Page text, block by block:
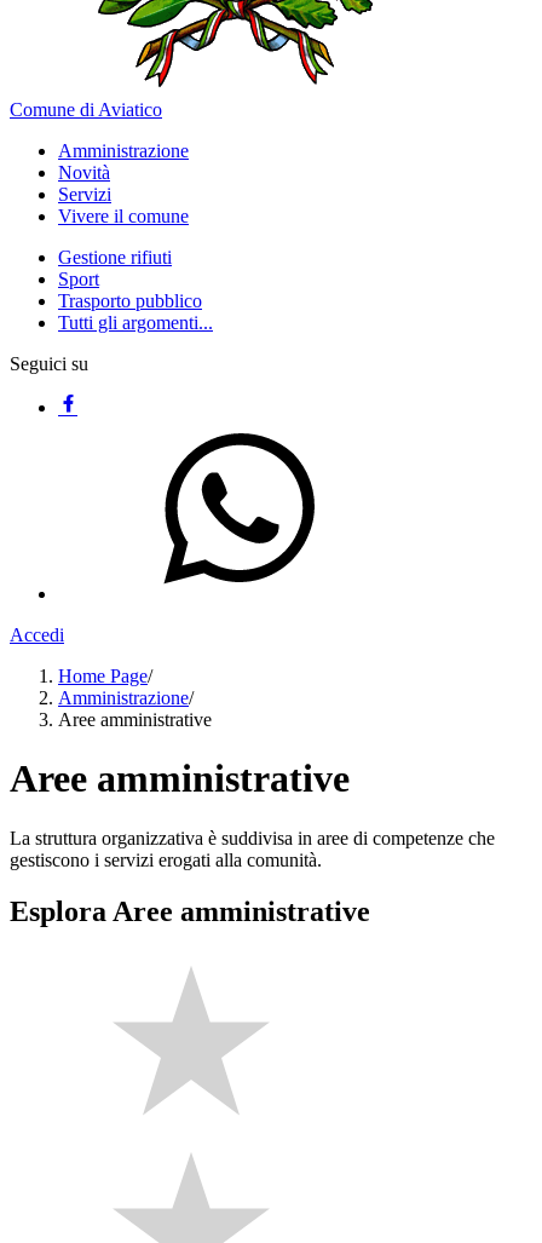
Comune di Aviatico
Amministrazione
Novità
Servizi
Vivere il comune
Gestione rifiuti
Sport
Trasporto pubblico
Tutti gli argomenti...
Seguici su
Accedi
Home Page/
Amministrazione/
Aree amministrative
Aree amministrative
La struttura organizzativa è suddivisa in aree di competenze che
gestiscono i servizi erogati alla comunità.
Esplora Aree amministrative